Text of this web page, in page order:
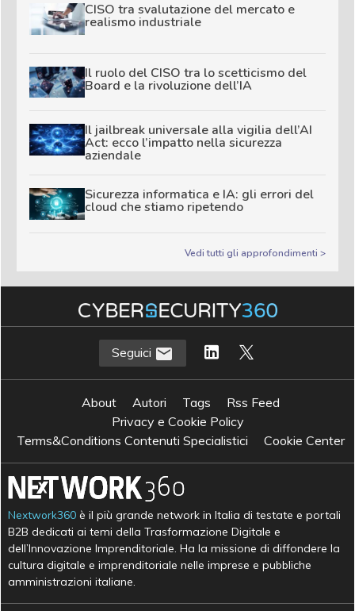
CISO tra svalutazione del mercato e
realismo industriale
Il ruolo del CISO tra lo scetticismo del
Board e la rivoluzione dell’IA
Il jailbreak universale alla vigilia dell’AI
Act: ecco l’impatto nella sicurezza
aziendale
Sicurezza informatica e IA: gli errori del
cloud che stiamo ripetendo
Vedi tutti gli approfondimenti >
Seguici
About Autori Tags
Rss Feed
Privacy e Cookie Policy
Terms&Conditions Contenuti Specialistici
Cookie Center
Nextwork360 è il più grande network in Italia di testate e portali
B2B dedicati ai temi della Trasformazione Digitale e
dell’Innovazione Imprenditoriale. Ha la missione di diffondere la
cultura digitale e imprenditoriale nelle imprese e pubbliche
amministrazioni italiane.